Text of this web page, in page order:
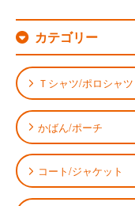
カテゴリー
Ｔシャツ/ポロシャツ
かばん/ポーチ
コート/ジャケット